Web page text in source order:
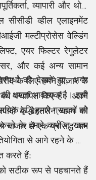
व्यापारी और थोक
सीसीडी व्हील एलाइनमेंट
मल्टीप्रोसेस वेल्डिंग
एयर फिल्टर रेगुलेटर
और कई अन्य सामान
के लिए हमने बाजार के
स्थापित किए हैं। अपने
के बेहतरीन चयन की
में एक प्रसिद्ध नाम
को देखते हुए, अगर
क्षमता आवश्यक है। इसी
वृद्धि हमारे ग्राहकों को
करने के हमारे कभी न खत्म
से आगे रहने के लिए
करते हैं:
सटीक रूप से पहचानते हैं